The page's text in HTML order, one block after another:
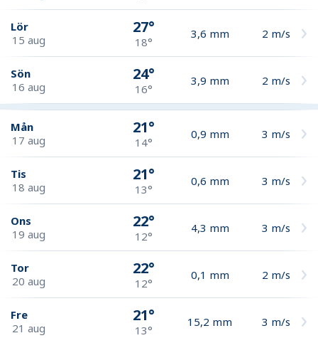
Lör
15 aug
27°
18°
3,6 mm 2 m/s
Sön
16 aug
24°
16°
3,9 mm 2 m/s
Mån
17 aug
21°
14°
0,9 mm 3 m/s
Tis
18 aug
21°
13°
0,6 mm 3 m/s
Ons
19 aug
22°
12°
4,3 mm 3 m/s
Tor
20 aug
22°
12°
0,1 mm 2 m/s
Fre
21 aug
21°
13°
15,2 mm 3 m/s